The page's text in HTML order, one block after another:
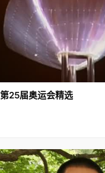
25届奥运会精选